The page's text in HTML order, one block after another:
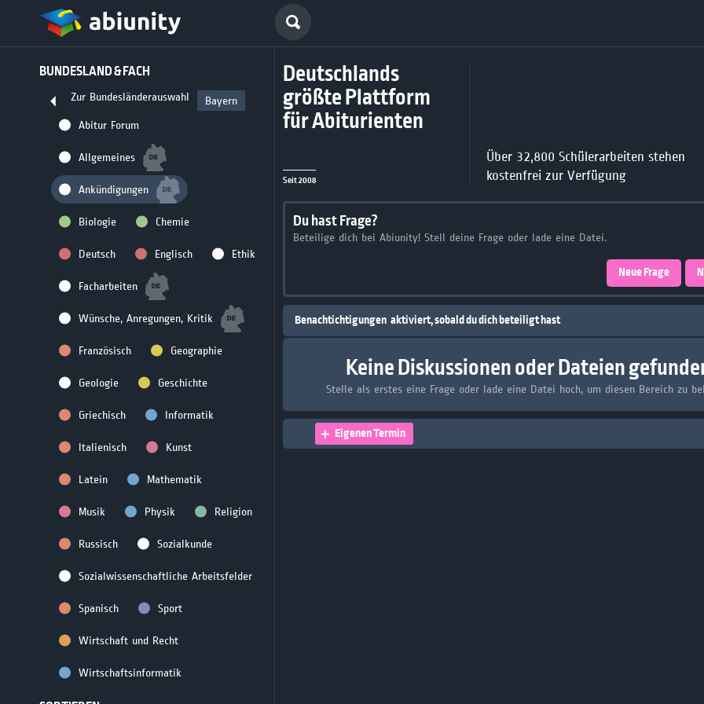
BUNDESLAND & FACH
Zur Bundesländerauswahl
Bayern
Abitur Forum
Allgemeines
Ankündigungen
Biologie Chemie
Deutsch Englisch Ethik
Facharbeiten
Wünsche, Anregungen, Kritik
Französisch Geographie
Geologie Geschichte
Griechisch Informatik
Italienisch Kunst
Latein Mathematik
Musik Physik Religion
Russisch Sozialkunde
Sozialwissenschaftliche Arbeitsfelder
Spanisch Sport
Wirtschaft und Recht
Wirtschaftsinformatik
Deutschlands
größte Plattform
für Abiturienten
Seit 2008
Über 32,800 Schülerarbeiten stehen
kostenfrei zur Verfügung
Du hast Frage?
Beteilige dich bei Abiunity! Stell deine Frage oder lade eine Datei.
Neue Frage
Benachtichtigungen aktiviert, sobald du dich beteiligt hast
Keine Diskussionen oder Dateien
Stelle als erstes eine Frage oder lade eine Datei hoch, um diesen Bereich zu
Eigenen Termin